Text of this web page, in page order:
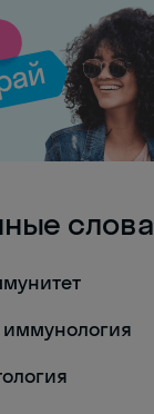
слова